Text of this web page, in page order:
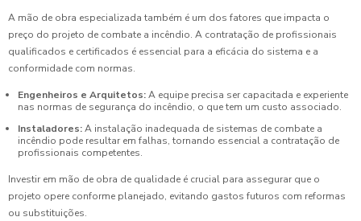
A mão de obra especializada também é um dos fatores que impacta o
preço do projeto de combate a incêndio. A contratação de profissionais
qualificados e certificados é essencial para a eficácia do sistema e a
conformidade com normas.
Engenheiros e Arquitetos:A equipe precisa ser capacitada e experiente
nas normas de segurança do incêndio, o que tem um custo associado.
Instaladores:A instalação inadequada de sistemas de combate a
incêndio pode resultar em falhas, tornando essencial a contratação de
profissionais competentes.
Investir em mão de obra de qualidade é crucial para assegurar que o
projeto opere conforme planejado, evitando gastos futuros com reformas
ou substituições.